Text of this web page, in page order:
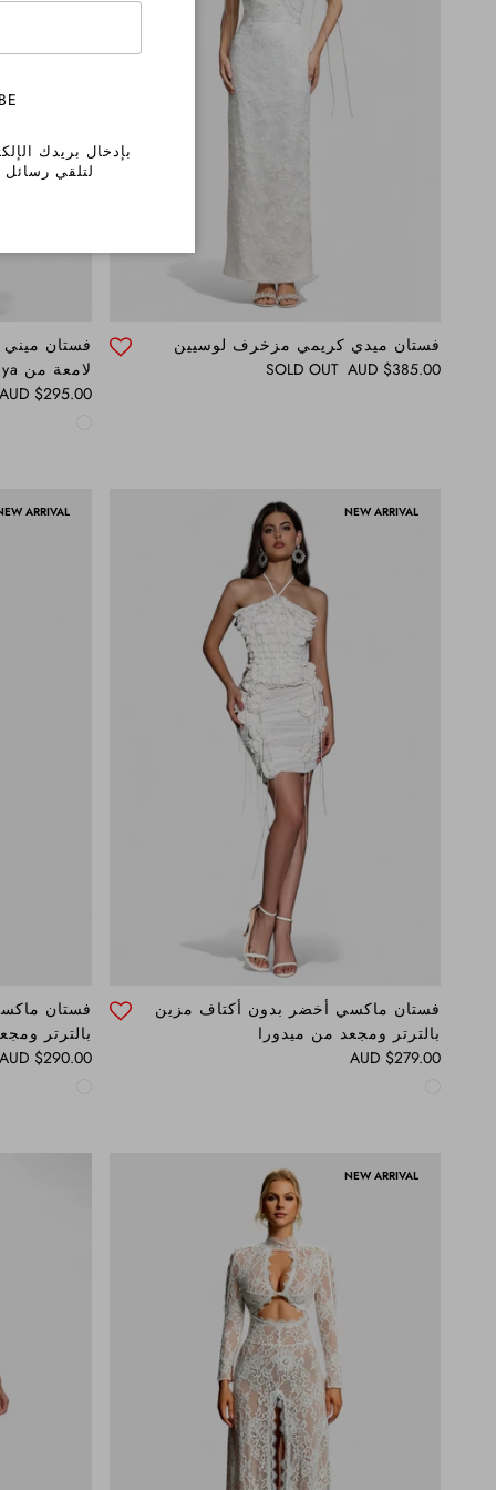
فستان ميدي كريمي مزخرف لوسيين
Regular price
$385.00 AUD
SOLD OUT
فستان
لامعة من Soraya
Regular price
$295.00 AUD
NEW ARRIVAL
فستان ماكسي أخضر بدون أكتاف مزين
بالترتر ومجعد من ميدورا
Regular price
$279.00 AUD
ARRIVAL
فستان
بالترتر
Regular price
$290.00 AUD
NEW ARRIVAL
بإدخال بريدك
لتلقي رسائل